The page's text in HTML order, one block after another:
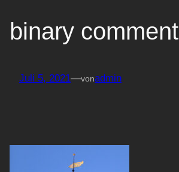
binary comment
Juli 5, 2021—vonadmin